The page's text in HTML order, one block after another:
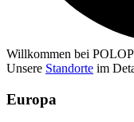
Willkommen bei
Unsere Standorte im
Europa